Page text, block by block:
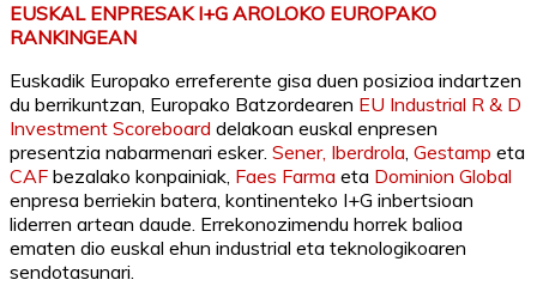
EUSKAL ENPRESAK I+G AROLOKO EUROPAKO
RANKINGEAN
Euskadik Europako erreferente gisa duen posizioa indartzen
du berrikuntzan, Europako Batzordearen EU Industrial R & D
Investment Scoreboard delakoan euskal enpresen
presentzia nabarmenari esker. Sener, Iberdrola, Gestamp eta
CAF bezalako konpainiak, Faes Farma eta Dominion Global
enpresa berriekin batera, kontinenteko I+G inbertsioan
liderren artean daude. Errekonozimendu horrek balioa
ematen dio euskal ehun industrial eta teknologikoaren
sendotasunari.